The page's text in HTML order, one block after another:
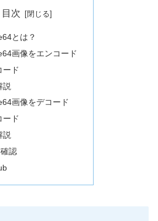
目次
とは？
画像をエンコード
ード
説
画像をデコード
ード
説
認